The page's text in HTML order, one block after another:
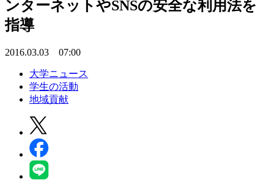
ンターネットやSNSの安全な利用法を
指導
2016.03.03 07:00
大学ニュース
学生の活動
地域貢献